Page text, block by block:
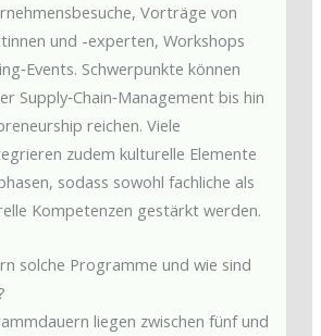
Vorträge von
und -experten, Workshops
Schwerpunkte können
Supply‑Chain‑Management bis hin
reichen. Viele
zudem kulturelle Elemente
sodass sowohl fachliche als
Kompetenzen gestärkt werden.
solche Programme und wie sind
liegen zwischen fünf und